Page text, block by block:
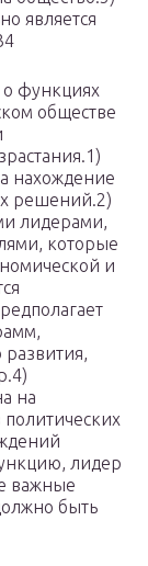
является
функциях
обществе
нахождение
решений.2)
лидерами,
которые
и
развития,
на
политических
лидер
важные
быть